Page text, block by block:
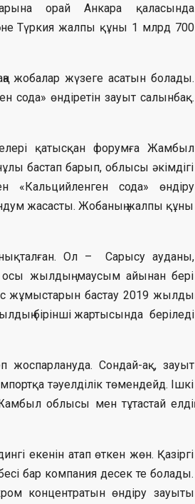
орай Анкара қаласында
Түркия жалпы құны 1 млрд 700
жобалар жүзеге асатын болады.
өндіретін зауыт салынбақ.
қатысқан форумға Жамбыл
бастап барып, облысы әкімдігі
«Кальцийленген сода» өндіру
жасасты. Жобаның жалпы құны
Ол – Сарысу ауданы,
осы жылдың маусым айынан бері
жұмыстарын бастау 2019 жылдың
бірінші жартысында беріледі
Сондай-ақ, зауыт
тәуелділік төмендейд. Ішкі
облысы мен тұтастай елдің
екенін атап өткен жөн. Қазіргі
бар компания десек те болады.
концентратын өндіру зауыты